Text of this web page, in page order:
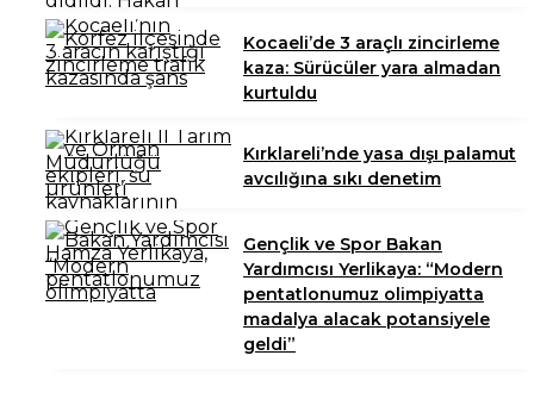
Kocaeli’de 3 araçlı zincirleme
kaza: Sürücüler yara almadan
kurtuldu
Kırklareli’nde yasa dışı palamut
avcılığına sıkı denetim
Gençlik ve Spor Bakan
Yardımcısı Yerlikaya: “Modern
pentatlonumuz olimpiyatta
madalya alacak potansiyele
geldi”